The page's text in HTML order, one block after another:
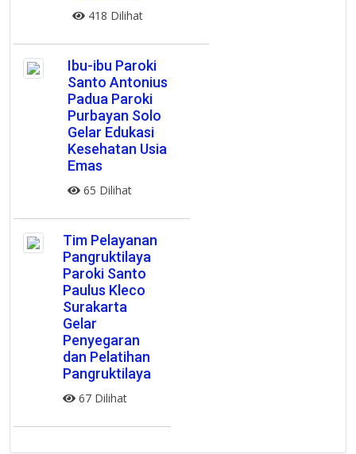
418 Dilihat
Ibu-ibu Paroki
Santo Antonius
Padua Paroki
Purbayan Solo
Gelar Edukasi
Kesehatan Usia
Emas
65 Dilihat
Tim Pelayanan
Pangruktilaya
Paroki Santo
Paulus Kleco
Surakarta
Gelar
Penyegaran
dan Pelatihan
Pangruktilaya
67 Dilihat